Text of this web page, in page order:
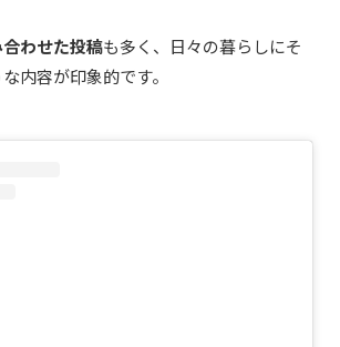
わせた投稿も多く、日々の暮らしにそ
内容が印象的です。